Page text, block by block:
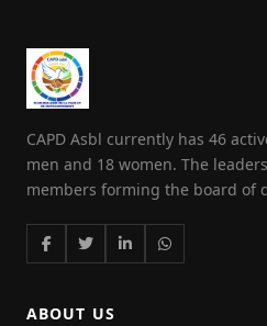
CAPD Asbl currently has 46
men and 18 women. The
members forming the board of
ABOUT US